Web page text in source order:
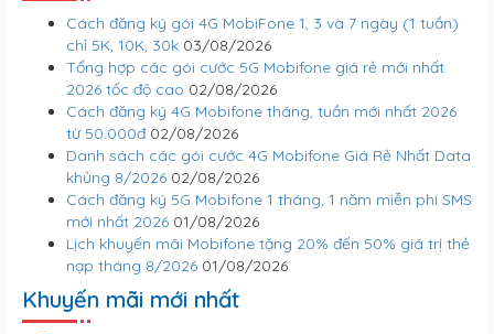
Cách đăng ký gói 4G MobiFone 1, 3 và 7 ngày (1 tuần)
chỉ 5K, 10K, 30k 03/08/2026
Tổng hợp các gói cước 5G Mobifone giá rẻ mới nhất
2026 tốc độ cao 02/08/2026
Cách đăng ký 4G Mobifone tháng, tuần mới nhất 2026
từ 50.000đ 02/08/2026
Danh sách các gói cước 4G Mobifone Giá Rẻ Nhất Data
khủng 8/2026 02/08/2026
Cách đăng ký 5G Mobifone 1 tháng, 1 năm miễn phí SMS
mới nhất 2026 01/08/2026
Lịch khuyến mãi Mobifone tặng 20% đến 50% giá trị thẻ
nạp tháng 8/2026 01/08/2026
Khuyến mãi mới nhất